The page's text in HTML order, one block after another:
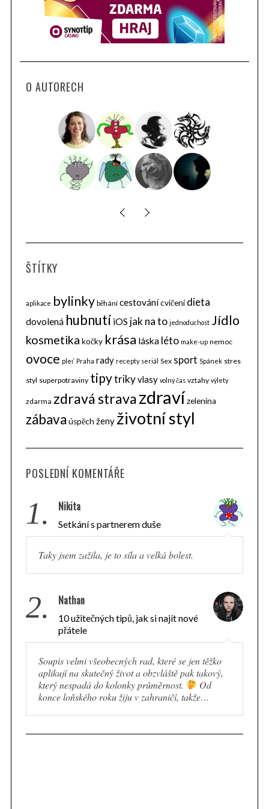
O AUTORECH
ŠTÍTKY
aplikace bylinky běhání cestovánícvičení dieta
dovolená hubnutí iOS jak na to jednoduchost Jídlo
kosmetika kočky krása láska léto make-up nemoc
ovoce pleť Praha rady recepty seriál Sex sport Spánek stres
styl superpotraviny tipytrikyvlasy volný čas vztahy výlety
zdarma zdravá stravazdravízelenina
zábava úspěch ženy životní styl
POSLEDNÍ KOMENTÁŘE
1. Nikita
Setkání s partnerem duše
Taky jsem zažila, je to síla a velká bolest.
2. Nathan
10 užitečných tipů, jak si najít nové
přátele
Soupis velmi všeobecných rad, které se jen těžko
aplikují na skutečný život a obzvláště pak takový,
který nespadá do kolonky průměrnost.
Od
konce loňského roku žiju v zahraničí, takže…